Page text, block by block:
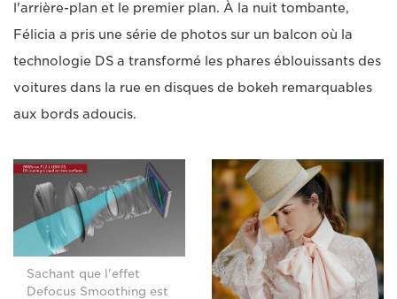
l'arrière-plan et le premier plan. À la nuit tombante,
Félicia a pris une série de photos sur un balcon où la
technologie DS a transformé les phares éblouissants des
voitures dans la rue en disques de bokeh remarquables
aux bords adoucis.
Sachant que l'effet
Defocus Smoothing est